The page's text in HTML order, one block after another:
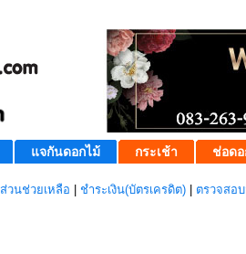
แจกันดอกไม้ กระเช้า ช่อดอ
ส่วนช่วยเหลือ ชำระเงิน(บัตรเครดิต) ตรวจสอ